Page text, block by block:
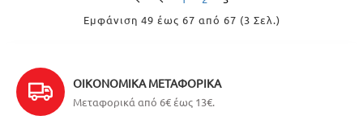
Εμφάνιση 49 έως 67 από 67 (3 Σελ.)
ΟΙΚΟΝΟΜΙΚΆ ΜΕΤΑΦΟΡΙΚΆ
Μεταφορικά από 6€ έως 13€.